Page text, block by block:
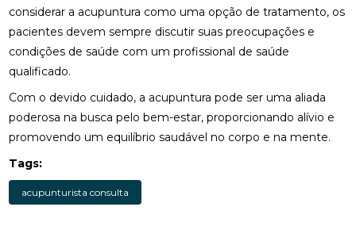
considerar a acupuntura como uma opção de tratamento, os
pacientes devem sempre discutir suas preocupações e
condições de saúde com um profissional de saúde
qualificado.
Com o devido cuidado, a acupuntura pode ser uma aliada
poderosa na busca pelo bem-estar, proporcionando alívio e
promovendo um equilíbrio saudável no corpo e na mente.
Tags:
acupunturista consulta
FISIOTERAPIA PARA LABIRINTITE: COMO O
TRATAMENTO PODE MELHORAR SEU EQUILÍBRIO E
QUALIDADE DE VIDA
FISIOTERAPIA PARA LABIRINTITE: COMO O
TRATAMENTO PODE MELHORAR SEU EQUILÍBRIO E
BEM-ESTAR
FISIOTERAPIA PARA LABIRINTITE: COMO O
QUALIDADE DE VIDA
FISIOTERAPIA PARA LABIRINTITE: MELHORE SEU